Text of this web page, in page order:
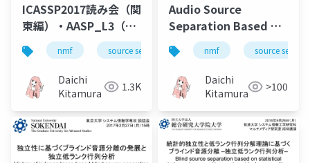
ICASSP2017読み会（関
東編）・AASP_L3（北
村担当分）
nmf source separation music bss
Daichi
Kitamura
1.3K
Audio Source
Separation Based on
Low-Rank Structure
and Statistical
Independence
nmf source
Daichi
Kitamura
>100